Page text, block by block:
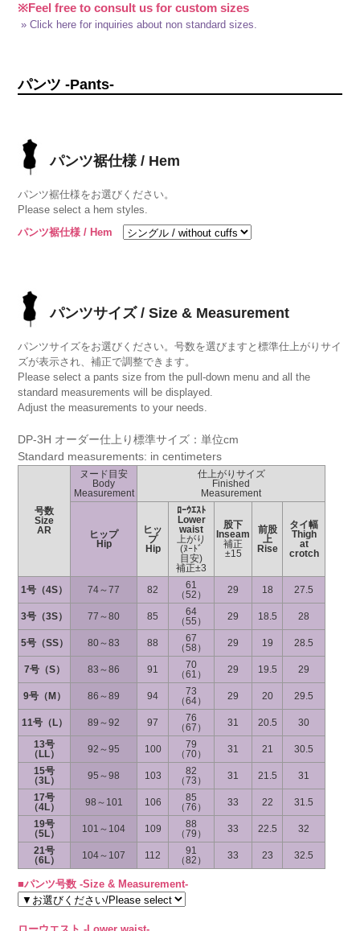
※Feel free to consult us for custom sizes
» Click here for inquiries about non standard sizes.
パンツ -Pants-
パンツ裾仕様 / Hem
パンツ裾仕様をお選びください。
Please select a hem styles.
パンツ裾仕様 / Hem
パンツサイズ / Size & Measurement
パンツサイズをお選びください。号数を選びますと標準仕上がりサイ
ズが表示され、補正で調整できます。
Please select a pants size from the pull-down menu and all the
standard measurements will be displayed.
Adjust the measurements to your needs.
DP-3H オーダー仕上り標準サイズ：単位cm
Standard measurements: in centimeters
号数
Size
AR
ヌード目安
Body
Measurement
仕上がりサイズ
Finished
Measurement
ヒップ
Hip
ヒッ
プ
Hip
ﾛｰｳｴｽﾄ
Lower
waist
上がり
(ﾇｰﾄﾞ
目安)
補正±3
股下
Inseam
補正
±15
前股
上
Rise
タイ幅
Thigh
at
crotch
1号（4S） 74～77 82
61
（52）
29 18 27.5
3号（3S） 77～80 85
64
（55）
29 18.5 28
5号（SS） 80～83 88
67
（58）
29 19 28.5
7号（S） 83～86 91
70
（61）
29 19.5 29
9号（M） 86～89 94
73
（64）
29 20 29.5
11号（L） 89～92 97
76
（67）
31 20.5
30
13号
（LL）
92～95 100
79
（70）
31 21
30.5
15号
（3L）
95～98 103
82
（73）
31 21.5
31
17号
（4L）
98～101 106
85
（76）
33 22
31.5
19号
（5L）
101～104 109
88
（79）
33 22.5
32
21号
（6L）
104～107 112
91
（82）
33 23 32.5
■パンツ号数 -Size & Measurement-